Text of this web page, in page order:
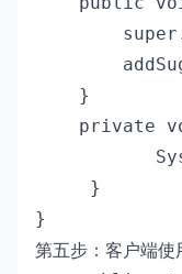
    }
private
     }
}
第五步：客户端使